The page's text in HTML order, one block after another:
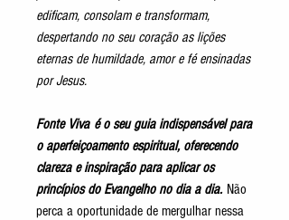
edificam, consolam e transformam,
despertando no seu coração as lições
eternas de humildade, amor e fé ensinadas
por Jesus.
Fonte Viva é o seu guia indispensável para
o aperfeiçoamento espiritual, oferecendo
clareza e inspiração para aplicar os
princípios do Evangelho no dia a dia. Não
perca a oportunidade de mergulhar nessa